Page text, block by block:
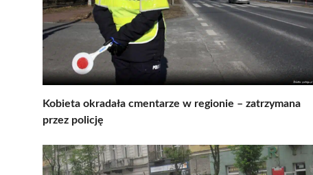
Kobieta okradała cmentarze w regionie – zatrzymana
przez policję